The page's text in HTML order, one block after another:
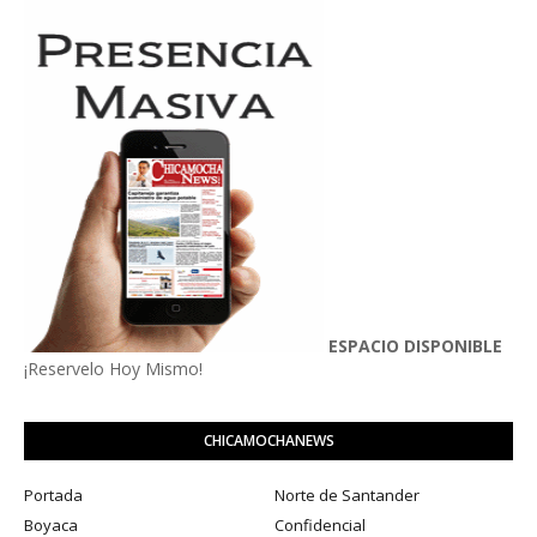
ESPACIO DISPONIBLE
¡Reservelo Hoy Mismo!
CHICAMOCHANEWS
Portada
Norte de Santander
Boyaca
Confidencial